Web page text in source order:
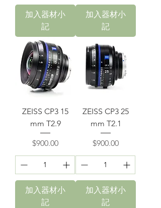
加入器材小
記
加入器材小
記
ZEISS CP3 15
mm T2.9
價格
$900.00
加入器材小
記
ZEISS CP3 25
mm T2.1
價格
$900.00
加入器材小
記